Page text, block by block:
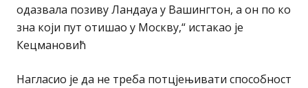
одазвала позиву Ландауа у Вашингтон, а он по ко
зна који пут отишао у Москву,“ истакао је
Кецмановић
Нагласио је да не треба потцјењивати способност